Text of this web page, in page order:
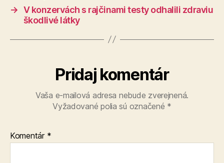
→ V konzervách s rajčinami testy odhalili zdraviu
škodlivé látky
Pridaj komentár
Vaša e-mailová adresa nebude zverejnená.
Vyžadované polia sú označené *
Komentár *